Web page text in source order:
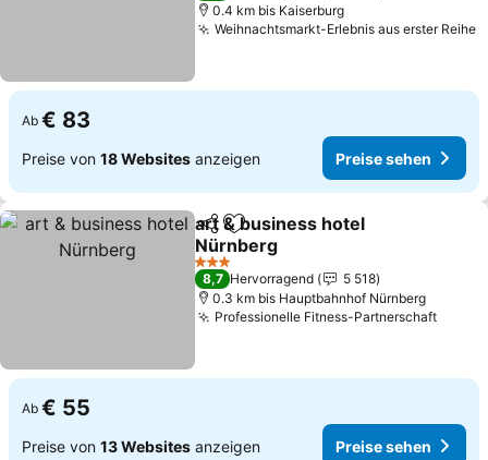
0.4 km bis Kaiserburg
Weihnachtsmarkt-Erlebnis aus erster Reihe
Ab € 83
Preise von 18 Websites anzeigen Preise sehen
TeilenZu Favoriten hinzufügen
art & business hotel
Nürnberg
Preise sehen
3 Sterne
8,7 Hervorragend
5 518
0.3 km bis Hauptbahnhof Nürnberg
Professionelle Fitness-Partnerschaft
Ab € 55
Preise von 13 Websites anzeigen Preise sehen